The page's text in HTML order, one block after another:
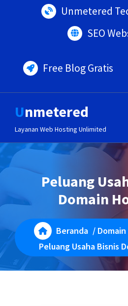
Unmetered
SEO
Free Blog Gratis
Unmetered
Layanan Web Hosting Unlimited
Peluang
Domain
Beranda /
Peluang Usaha Bisnis